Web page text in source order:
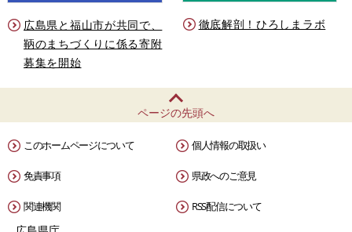
広島県と福山市が共同で、
鞆のまちづくりに係る寄附
募集を開始
徹底解剖！ひろしまラボ
ページの先頭へ
このホームページについて 個人情報の取扱い
免責事項 県政へのご意見
関連機関 RSS配信について